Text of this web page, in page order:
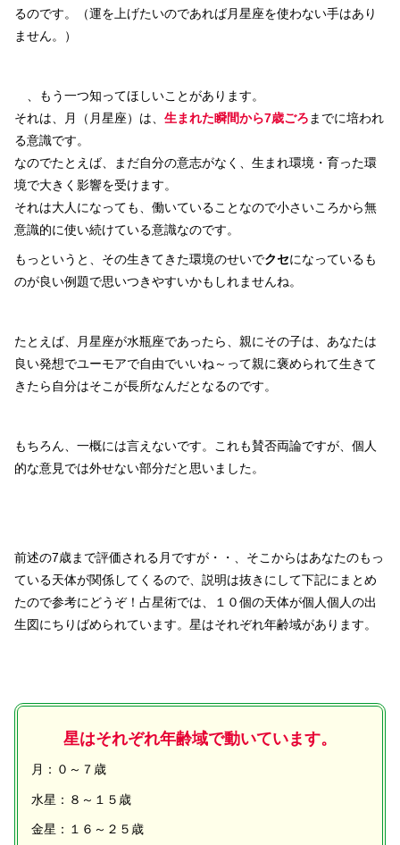
るのです。（運を上げたいのであれば月星座を使わない手はあり
ません。）
、もう一つ知ってほしいことがあります。
それは、月（月星座）は、 生まれた瞬間から7歳ごろ までに培われ
る意識です。
なのでたとえば、まだ自分の意志がなく、生まれ環境・育った環
境で大きく影響を受けます。
それは大人になっても、働いていることなので小さいころから無
意識的に使い続けている意識なのです。
もっというと、その生きてきた環境のせいでクセになっているも
のが良い例題で思いつきやすいかもしれませんね。
たとえば、月星座が水瓶座であったら、親にその子は、あなたは
良い発想でユーモアで自由でいいね～って親に褒められて生きて
きたら自分はそこが長所なんだとなるのです。
もちろん、一概には言えないです。これも賛否両論ですが、個人
的な意見では外せない部分だと思いました。
前述の7歳まで評価される月ですが・・、そこからはあなたのもっ
ている天体が関係してくるので、説明は抜きにして下記にまとめ
たので参考にどうぞ！占星術では、１０個の天体が個人個人の出
生図にちりばめられています。星はそれぞれ年齢域があります。
星はそれぞれ年齢域で動いています。
月：０～７歳
水星：８～１５歳
金星：１６～２５歳